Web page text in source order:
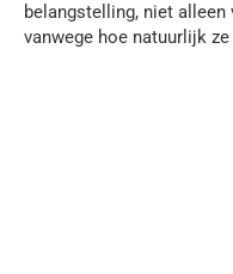
belangstelling, niet
vanwege hoe natuurlijk